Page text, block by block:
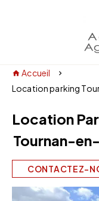
Accueil
Location parking
CONTACTEZ-
Location
Tournan-